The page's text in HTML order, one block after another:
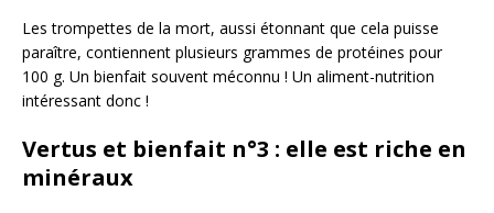
Les trompettes de la mort, aussi étonnant que cela puisse
paraître, contiennent plusieurs grammes de protéines pour
100 g. Un bienfait souvent méconnu ! Un aliment-nutrition
intéressant donc !
Vertus et bienfait n°3 : elle est riche en
minéraux